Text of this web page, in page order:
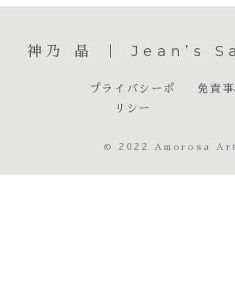
「魂の再誕
開ける方法
神乃 晶 ｜ Jean’s
プライバシーポ
リシー
免責
© 2022 Amorosa